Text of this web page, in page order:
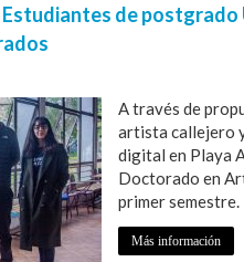
Estudiantes de
A través de
artista callejero
digital en Playa
Doctorado en
primer semestre.
Más información